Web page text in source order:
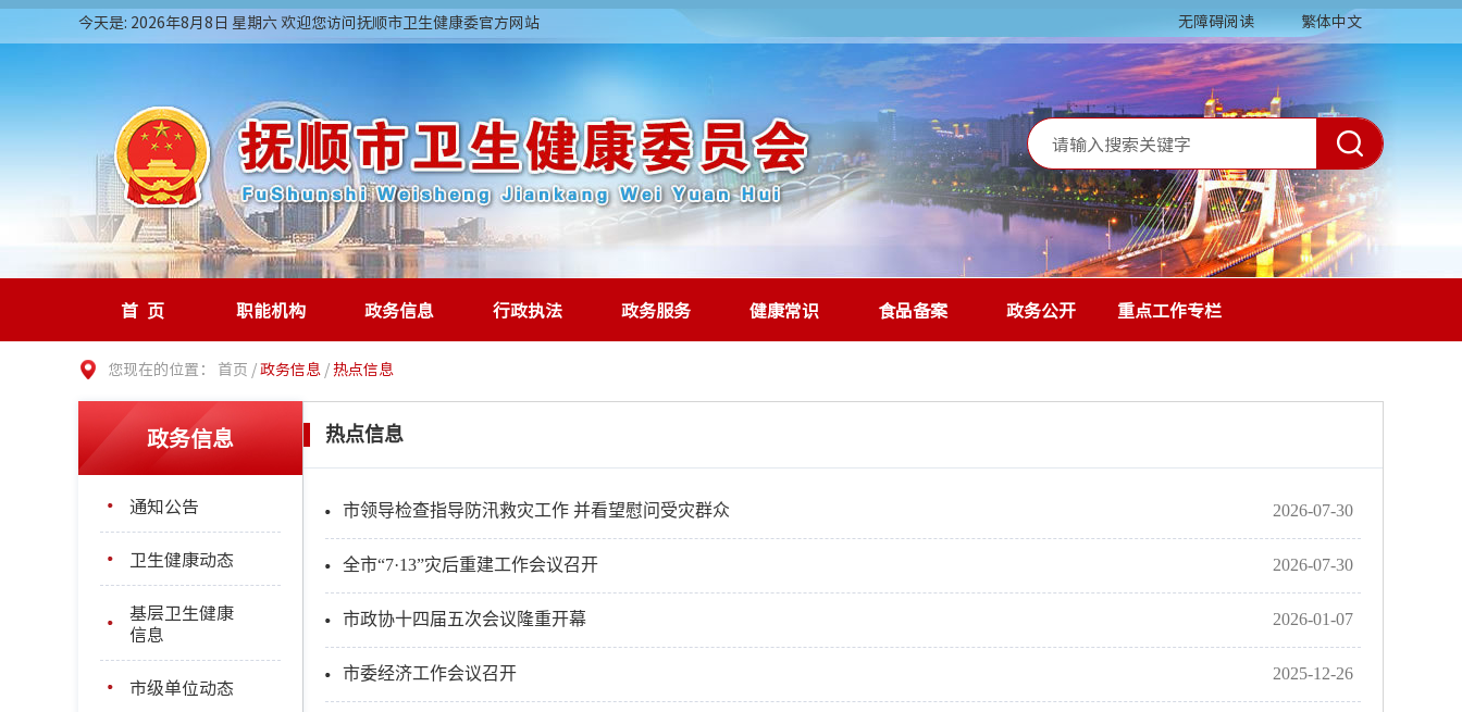
今天是: 2026年8月8日 星期六 欢迎您访问抚顺市卫生健康委官方网站 无障碍阅读 繁体中文
首页 职能机构 政务信息 行政执法 政务服务 健康常识 食品备案 政务公开 重点工作专栏
您现在的位置： 首页 /政务信息 /热点信息
政务信息
通知公告
卫生健康动态
基层卫生健康
信息
市级单位动态
热点信息
市领导检查指导防汛救灾工作 并看望慰问受灾群众 2026-07-30
全市“7·13”灾后重建工作会议召开 2026-07-30
市政协十四届五次会议隆重开幕 2026-01-07
市委经济工作会议召开 2025-12-26